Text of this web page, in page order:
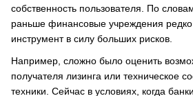
собственность пользователя. По
раньше финансовые учреждения
инструмент в силу больших рисков.
Например, сложно было оценить
получателя лизинга или техническое
техники. Сейчас в условиях, когда